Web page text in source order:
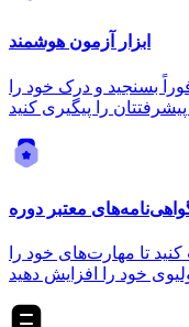
ابزار آزمون هوشمند
بسنجید و درک خود را
معتبر دوره
تا مهارت‌های خود را